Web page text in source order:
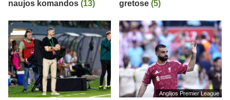
naujos komandos (13)
gretose (5)
Anglijos Premier League